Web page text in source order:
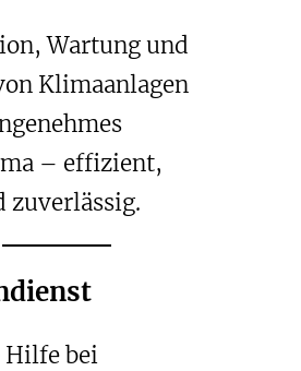
Wartung und
Klimaanlagen
– effizient,
zuverlässig.
Hilfe bei